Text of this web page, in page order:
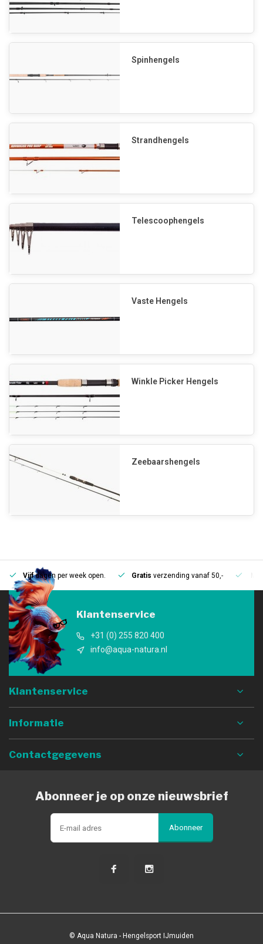
Spinhengels
Strandhengels
Telescoophengels
Vaste Hengels
Winkle Picker Hengels
Zeebaarshengels
Vijfdagen per week open. Gratis verzending vanaf 50,-
Klantenservice
+31 (0) 255 820 400
info@aqua-natura.nl
Klantenservice
Informatie
Contactgegevens
Abonneer je op onze nieuwsbrief
Abonneer
© Aqua Natura - Hengelsport IJmuiden